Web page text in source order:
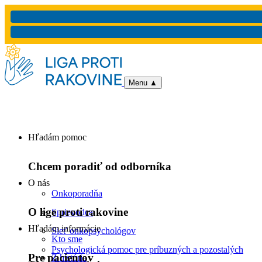
Menu ▲
Hľadám pomoc
Chcem poradiť od odborníka
Onkoporadňa
Sprievodca
Sieť onkopsychológov
Psychologická pomoc pre príbuzných a pozostalých
O nás
O lige proti rakovine
Kto sme
Z histórie
Hľadám informácie
Pre pacientov